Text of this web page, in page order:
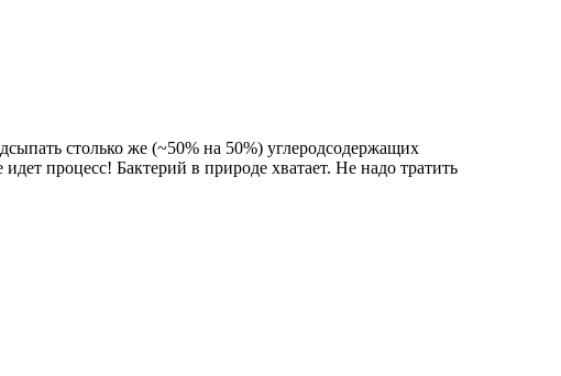
столько же (~50% на 50%) углеродсодержащих
процесс! Бактерий в природе хватает. Не надо тратить